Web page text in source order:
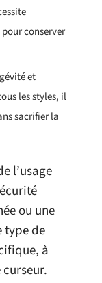
conserver
et
les styles, il
sacrifier la
l’usage
ou une
type de
à